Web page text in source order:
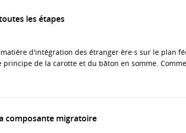
les étapes
d'intégration des étranger·ère·s sur le plan
principe de la carotte et du bâton en somme.
composante migratoire